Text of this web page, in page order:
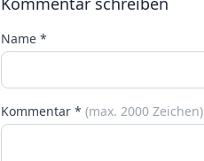
Name *
Kommentar * (max. 2000 Zeichen)